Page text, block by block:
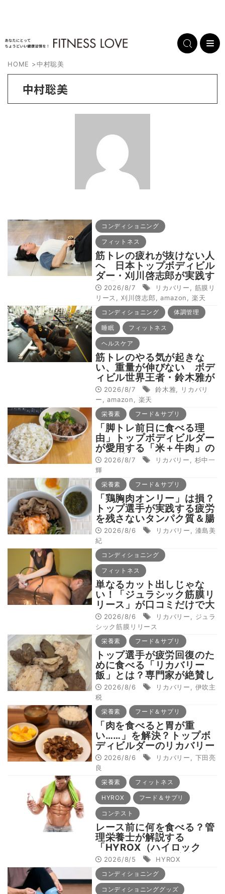
HOME >中村聡美
中村聡美
コンディショニング
フィットネス
筋トレの疲れが抜けない人
へ 日本トップボディビル
ダー・刈川啓志郎が実践す
る「回復習慣」
2026/8/7 リカバリー
筋膜リ
リース
刈川啓志郎 ,amazon 楽天
コンディショニング 体調管理
睡眠 フィットネス
ヘルスケア
筋トレのやる気が起きな
い、重量が伸びない ボデ
ィビル世界王者・鈴木雅が
教える食事・睡眠・呼吸の
整え方
2026/8/7 鈴木雅
リカバリ
ー ,amazon 楽天
栄養素 フード＆サプリ
「脚トレ前日に食べる理
由」トップボディビルダー
が愛用する「米＋牛肉」の
シンプル回復メシとは？
2026/8/7 リカバリー
杉中一
輝
栄養素 フード＆サプリ
「鶏胸肉オンリー」は損？
トップ選手が実践する疲労
を残さないタンパク質＆腸
活コンボ
2026/8/6 リカバリー
漆島美
紀
コンディショニング
フィットネス
単なるカット出しじゃな
い！「ジュラシック筋膜リ
リース」が口コミだけで大
ヒットした納得の理由 木
澤大祐が解説
2026/8/6 リカバリー
ジュラ
シック筋膜リリース
栄養素 フード＆サプリ
トップ選手が疲労回復のた
めに食べる「リカバリー
飯」とは？専門家が絶賛し
た鶏レバー活用法
2026/8/6 リカバリー
伊吹主
税
栄養素 フード＆サプリ
「肉を食べると胃が重
い……」を解決？トップボ
ディビルダーのリカバリー
飯を専門家がロジカル解説
2026/8/6 リカバリー
下田亮
良
栄養素 フィットネス
HYROX フード＆サプリ
コンテスト
レース前に何を食べる？管
理栄養士が解説する
「HYROX（ハイロック
ス） レース前の栄養補
給」
2026/8/5 HYROX
コンディショニング
コンディショニンググッズ